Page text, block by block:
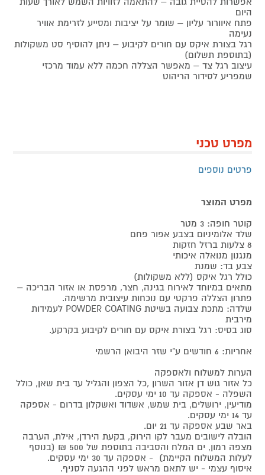
היום
פתח איוורור עליון – שומר על יציבות ומסייע לזרימת אוויר
נעימה
רגל בצורת איקס עם חורים לקיבוע – ניתן להוסיף סט משקולות
(בתוספת תשלום)
עיצוב רגל צד – מאפשר הצללה חכמה ללא עמוד מרכזי
שמפריע לסידור הריהוט
מפרט טכני
פרטים נוספים
מפרט המוצר
קוטר חופה: 3 מטר
שלד אלומיניום בצבע אפור פחם
8 צלעות ברזל חזקות
מנגנון מנואלה איכותי
צבע בד: שמנת
כולל רגל איקס (ללא משקולות)
מתאים במיוחד לאירוח בגינה, חצר, מרפסת או אזור הבריכה –
פתרון הצללה פרקטי עם נוכחות עיצובית מרשימה.
שלדה: מתכת צבועה בשיטת POWDER COATING לעמידות
מירבית
סוג בסיס: רגל בצורת איקס עם חורים לקיבוע בקרקע.
אחריות: 6 חודשים ע"י שזר היבואן הרשמי
הערות למשלוח ולאספקה
כל אזור גוש דן אזור השרון ,כל הצפון והגליל עד בית שאן, כולל
השפלה - אספקה עד 10 ימי עסקים.
מודיעין, ירושלים, בית שמש, אשדוד ואשקלון בדרום - אספקה
עד 14 ימי עסקים.
באר שבע אספקה עד 21 יום.
הובלה לישובים מעבר לקו הירוק, בקעת הירדן, אילת, הערבה
מצפה רמון, ים המלח והסביבה בתוספת של 500 ₪ (בנוסף
לעלות המשלוח הקיימת) - אספקה עד 30 ימי עסקים.
איסוף עצמי - יש לתאם מראש לפני ההגעה לסניף.